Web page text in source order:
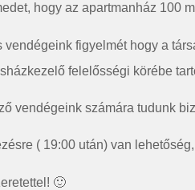
hogy az apartmanház 100
vendégeink figyelmét hogy a
felelősségi körébe
vendégeink számára tudunk
( 19:00 után) van
🙂